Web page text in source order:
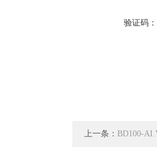
验证码：
上一条： BD100-